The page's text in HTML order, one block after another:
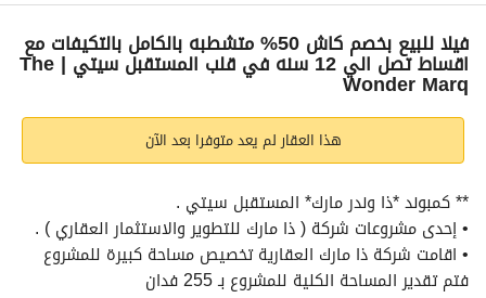
الاماكن القريبةفيلا للبيع بخصم كاش 50% متشطبه بالكامل بالتكيفات مع
اقساط تصل الي 12 سنه في قلب المستقبل سيتي | The
Wonder Marq
هذا العقار لم يعد متوفرا بعد الآن
** كمبوند *ذا وندر مارك* المستقبل سيتي .
• إحدى مشروعات شركة ( ذا مارك للتطوير والاستثمار العقاري ) .
فتم تقدير المساحة الكلية للمشروع بـ 255 فدان